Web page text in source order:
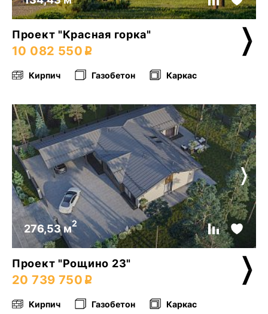
Проект "Красная горка"
10 082 550
Кирпич Газобетон Каркас
276,53 м2
Проект "Рощино 23"
20 739 750
Кирпич Газобетон Каркас